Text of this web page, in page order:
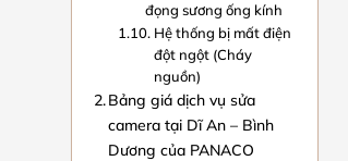
đọng sương ống kính
Hệ thống bị mất điện
đột ngột (Cháy
nguồn)
Bảng giá dịch vụ sửa
camera tại Dĩ An – Bình
Dương của PANACO